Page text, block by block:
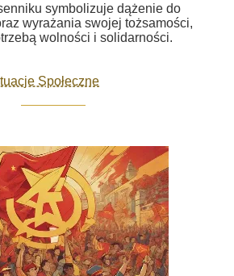
symbolizuje dążenie do
wyrażania swojej tożsamości,
wolności i solidarności.
Społeczne